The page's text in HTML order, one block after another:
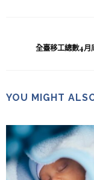
全臺移工總數4月
YOU MIGHT